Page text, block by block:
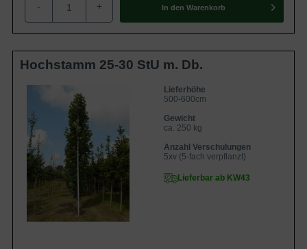
- + In den Warenkorb
Hochstamm 25-30 StU m. Db.
Lieferhöhe
500-600cm
Gewicht
ca. 250 kg
Anzahl Verschulungen
5xv (5-fach verpflanzt)
Lieferbar ab KW43